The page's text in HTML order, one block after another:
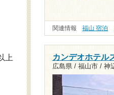
関連情報 福山 宿泊
カンデオホテル
広島県 / 福山市 / 神
上